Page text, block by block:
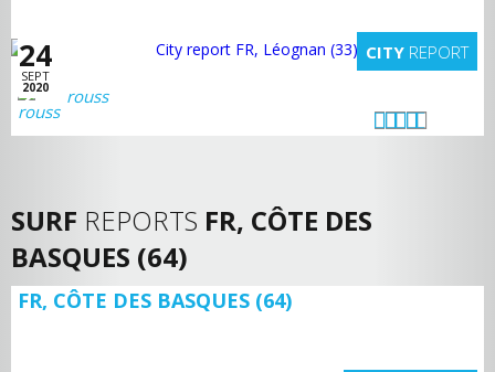
24
SEPT
2020
CITY REPORT
rouss
SURF REPORTS FR, CÔTE DES
BASQUES (64)
FR, CÔTE DES BASQUES (64)